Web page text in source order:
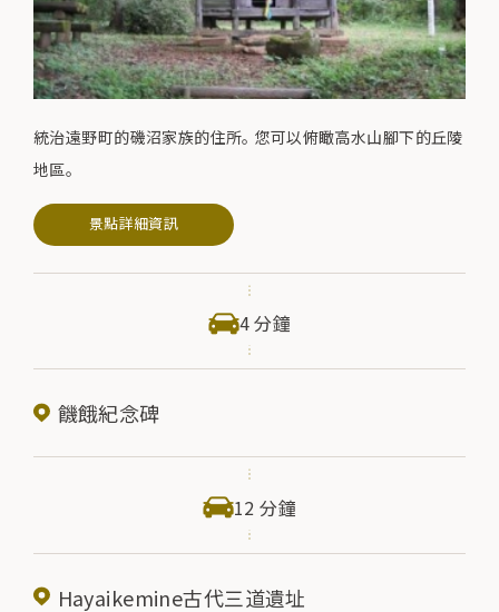
統治遠野町的磯沼家族的住所。 您可以俯瞰高水山腳下的丘陵
地區。
景點詳細資訊
4 分鐘
饑餓紀念碑
12 分鐘
Hayaikemine古代三道遺址